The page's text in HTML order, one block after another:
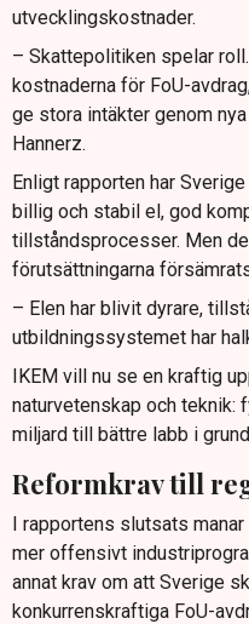
utvecklingskostnader.
– Skattepolitiken spelar
kostnaderna för FoU-
ge stora intäkter genom
Hannerz.
Enligt rapporten har
billig och stabil el, god
tillståndsprocesser. Men
förutsättningarna
– Elen har blivit dyrare,
utbildningssystemet har
IKEM vill nu se en kraftig
naturvetenskap och teknik:
miljard till bättre labb i
Reformkrav till
I rapportens slutsats
mer offensivt
annat krav om att Sverige
konkurrenskraftiga FoU-